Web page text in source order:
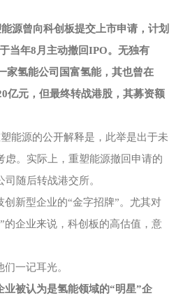
源曾向科创板提交上市申请，计划
当年8月主动撤回IPO。无独有
家氢能公司国富氢能，其也曾在
亿元，但最终转战港股，其募资额
能源的公开解释是，此举是出于未
虑。实际上，重塑能源撤回申请的
随后转战港交所。
创新型企业的“金字招牌”。尤其对
的企业来说，科创板的高估值，意
一记耳光。
业被认为是氢能领域的“明星”企